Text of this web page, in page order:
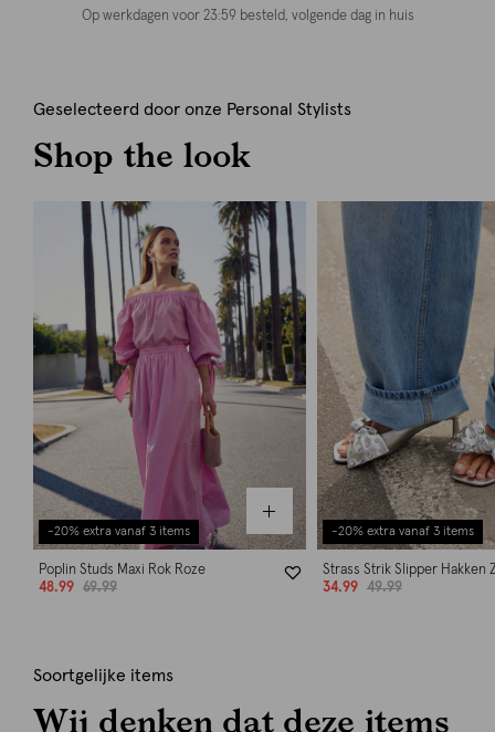
Op werkdagen voor 23:59 besteld, volgende dag in huis
Geselecteerd door onze Personal Stylists
Shop the look
-20% extra vanaf 3 items
Poplin Studs Maxi Rok Roze
48.99
69.99
-20% extra vanaf 3 items
Strass Strik Slipper Hakken
34.99
49.99
Soortgelijke items
Wij denken dat deze items